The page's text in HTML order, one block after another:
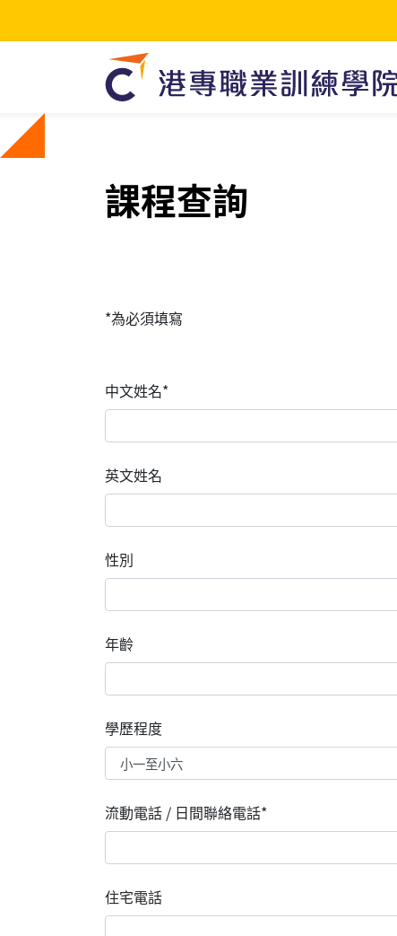
課程查詢
*為必須填寫
中文姓名*
英文姓名
性別
年齡
學歷程度
流動電話 / 日間聯絡電話*
住宅電話